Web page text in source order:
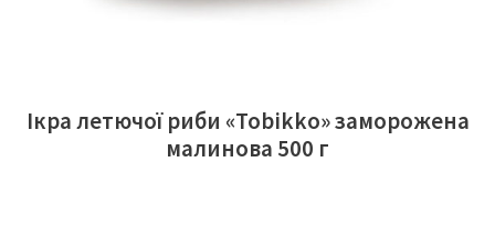
Ікра летючої риби «Tobikko» заморожена
малинова 500 г